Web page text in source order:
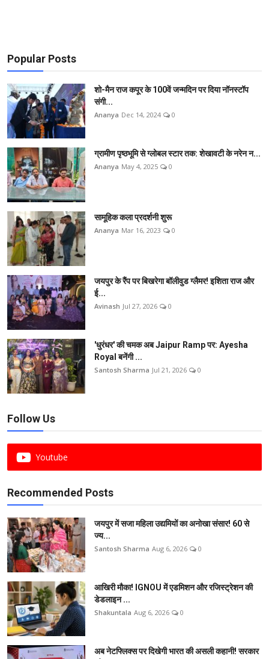
Popular Posts
शो-मैन राज कपूर के 100वें जन्मदिन पर दिया नॉनस्टॉप
संगी...
Ananya Dec 14, 2024 0
ग्रामीण पृष्ठभूमि से ग्लोबल स्टार तक: शेखावटी के नरेन न...
Ananya May 4, 2025 0
सामूहिक कला प्रदर्शनी शुरू
Ananya Mar 16, 2023 0
जयपुर के रैंप पर बिखरेगा बॉलीवुड ग्लैमर! इशिता राज और
ई...
Avinash Jul 27, 2026 0
'धुरंधर' की चमक अब Jaipur Ramp पर: Ayesha
Royal बनेंगी ...
Santosh Sharma Jul 21, 2026 0
Follow Us
Youtube
Recommended Posts
जयपुर में सजा महिला उद्यमियों का अनोखा संसार! 60 से
ज्य...
Santosh Sharma Aug 6, 2026 0
आखिरी मौका! IGNOU में एडमिशन और रजिस्ट्रेशन की
डेडलाइन ...
Shakuntala Aug 6, 2026 0
अब नेटफ्लिक्स पर दिखेगी भारत की असली कहानी! सरकार